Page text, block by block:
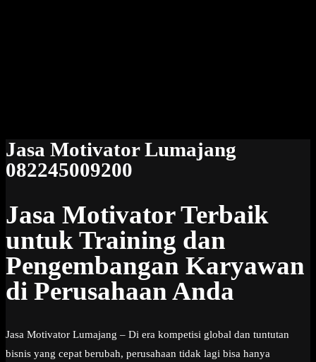
Jasa Motivator Lumajang
082245009200
Jasa Motivator Terbaik
untuk Training dan
Pengembangan Karyawan
di Perusahaan Anda
Jasa Motivator Lumajang – Di era kompetisi global dan tuntutan
bisnis yang cepat berubah, perusahaan tidak lagi bisa hanya